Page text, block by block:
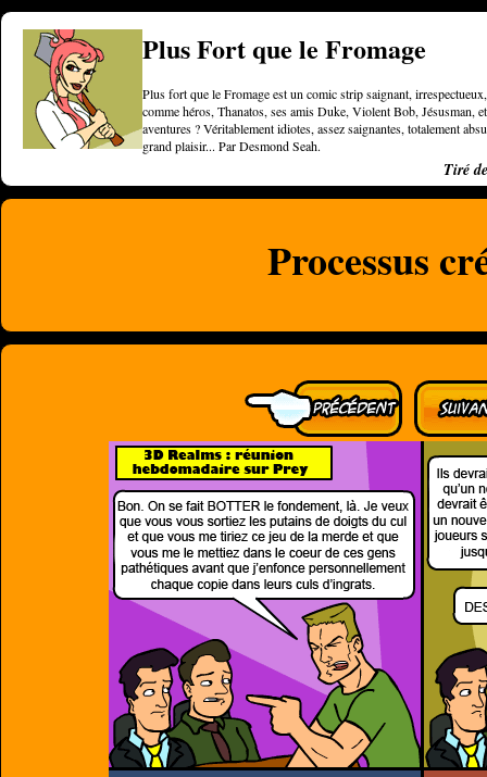
Plus Fort que le Fromage
Plus fort que le Fromage est un comic strip saignant,
comme héros, Thanatos, ses amis Duke, Violent Bob, Jésusman,
aventures ? Véritablement idiotes, assez saignantes, totalement
grand plaisir... Par Desmond Seah.
Tiré
Processus